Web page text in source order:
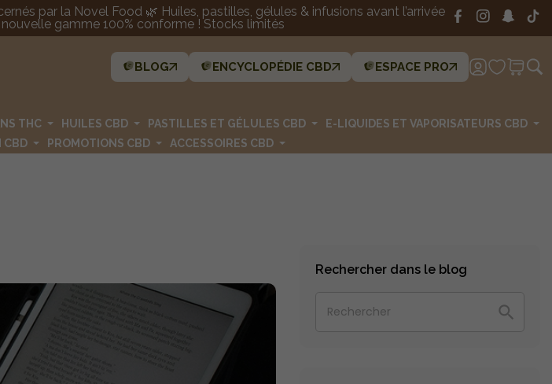
par la Novel Food 🌿 Huiles, pastilles, gélules & infusions avant l’arrivée
gamme 100% conforme ! Stocks limités
BLOG ENCYCLOPÉDIE CBD ESPACE PRO
THC HUILES CBD PASTILLES ET GÉLULES CBD
E-LIQUIDES ET VAPORISATEURS CBD
CBD PROMOTIONS CBD ACCESSOIRES CBD
Rechercher dans le blog
